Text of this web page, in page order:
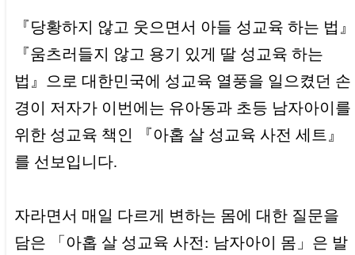
『당황하지 않고 웃으면서 아들 성교육 하는 법』
『움츠러들지 않고 용기 있게 딸 성교육 하는
법』으로 대한민국에 성교육 열풍을 일으켰던 손
경이 저자가 이번에는 유아동과 초등 남자아이를
위한 성교육 책인 『아홉 살 성교육 사전 세트』
를 선보입니다.
자라면서 매일 다르게 변하는 몸에 대한 질문을
담은 「아홉 살 성교육 사전: 남자아이 몸」은 발